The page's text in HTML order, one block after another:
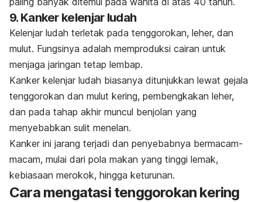
9. Kanker kelenjar ludah
Kelenjar ludah terletak pada tenggorokan, leher, dan
mulut. Fungsinya adalah memproduksi cairan untuk
menjaga jaringan tetap lembap.
Kanker kelenjar ludah biasanya ditunjukkan lewat gejala
tenggorokan dan mulut kering, pembengkakan leher,
dan pada tahap akhir muncul benjolan yang
menyebabkan sulit menelan.
Kanker ini jarang terjadi dan penyebabnya bermacam-
macam, mulai dari pola makan yang tinggi lemak,
kebiasaan merokok, hingga keturunan.
Cara mengatasi tenggorokan kering